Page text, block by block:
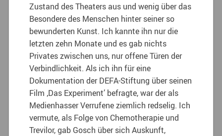
Zustand des Theaters aus und wenig über das
Besondere des Menschen hinter seiner so
bewunderten Kunst. Ich kannte ihn nur die
letzten zehn Monate und es gab nichts
Privates zwischen uns, nur offene Türen der
Verbindlichkeit. Als ich ihn für eine
Dokumentation der DEFA-Stiftung über seinen
Film ‚Das Experiment’ befragte, war der als
Medienhasser Verrufene ziemlich redselig. Ich
vermute, als Folge von Chemotherapie und
Trevilor, gab Gosch über sich Auskunft,